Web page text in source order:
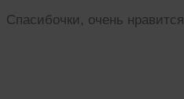
Спасибочки, очень нравится